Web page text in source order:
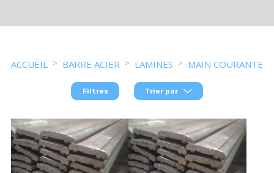
ACCUEIL BARRE ACIER LAMINES MAIN COURANTE
Filtres Trier par